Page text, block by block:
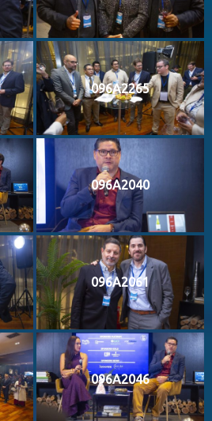
096A2265
096A2040
096A2061
096A2046